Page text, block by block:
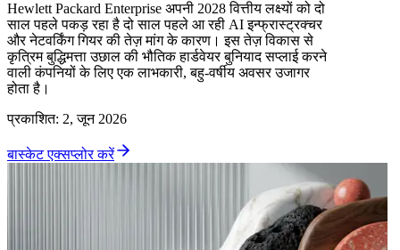
Hewlett Packard Enterprise अपनी 2028 वित्तीय लक्ष्यों को दो
साल पहले पकड़ रहा है दो साल पहले आ रही AI इन्फ्रास्ट्रक्चर
और नेटवर्किंग गियर की तेज़ मांग के कारण। इस तेज़ विकास से
कृत्रिम बुद्धिमत्ता उछाल की भौतिक हार्डवेयर बुनियाद सप्लाई करने
वाली कंपनियों के लिए एक लाभकारी, बहु-वर्षीय अवसर उजागर
होता है।
प्रकाशित: 2, जून 2026
बास्केट एक्सप्लोर करें